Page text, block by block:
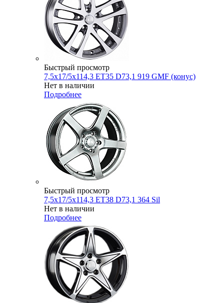
Быстрый просмотр
7,5x17/5x114,3 ET35 D73,1 919 GMF (конус)
Нет в наличии
Подробнее
Быстрый просмотр
7,5x17/5x114,3 ET38 D73,1 364 Sil
Нет в наличии
Подробнее